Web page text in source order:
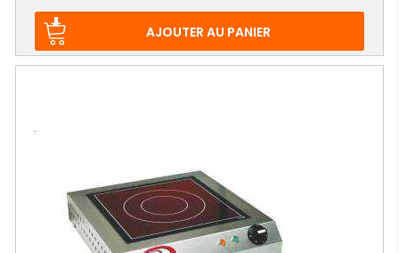
AJOUTER AU PANIER